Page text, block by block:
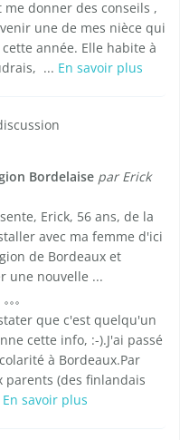
donner des conseils ,
une de mes nièce qui
année. Elle habite à
... En savoir plus
Bordelaise par Erick
Erick, 56 ans, de la
avec ma femme d'ici
de Bordeaux et
une nouvelle ...
que c'est quelqu'un
cette info, :-).J'ai passé
à Bordeaux.Par
parents (des finlandais
En savoir plus